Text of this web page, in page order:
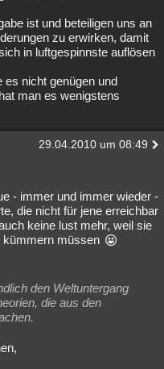
ist und beteiligen uns an
zu erwirken, damit
in luftgespinnste auflösen
es nicht genügen und
man es wenigstens
29.04.2010 um 08:49
- immer und immer wieder -
die nicht für jene erreichbar
keine lust mehr, weil sie
kümmern müssen
den Weltuntergang
die aus den